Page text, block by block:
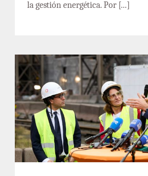
la gestión energética. Por [...]
Leyes para reconciliar